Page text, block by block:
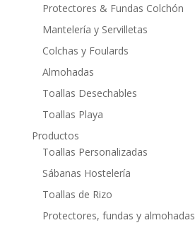
Protectores & Fundas Colchón
Mantelería y Servilletas
Colchas y Foulards
Almohadas
Toallas Desechables
Toallas Playa
Productos
Toallas Personalizadas
Sábanas Hostelería
Toallas de Rizo
Protectores, fundas y almohadas